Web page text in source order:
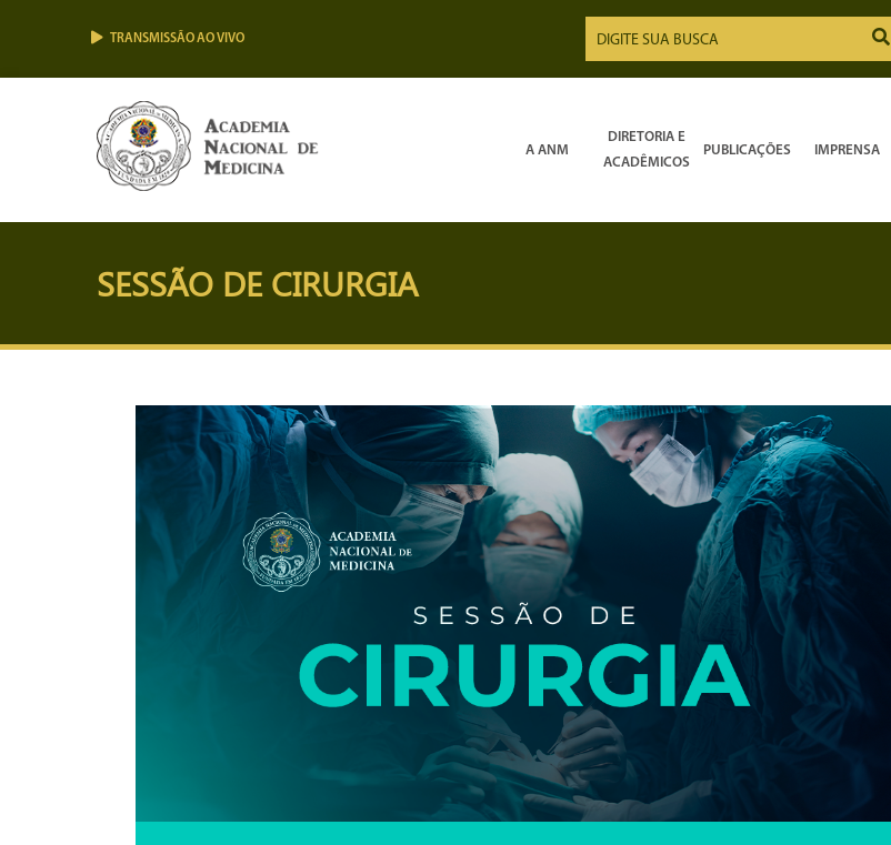
TRANSMISSÃO AO VIVO
A ANM
DIRETORIA E
ACADÊMICOS
PUBLICAÇÕES IMPRENSA
SESSÃO DE CIRURGIA